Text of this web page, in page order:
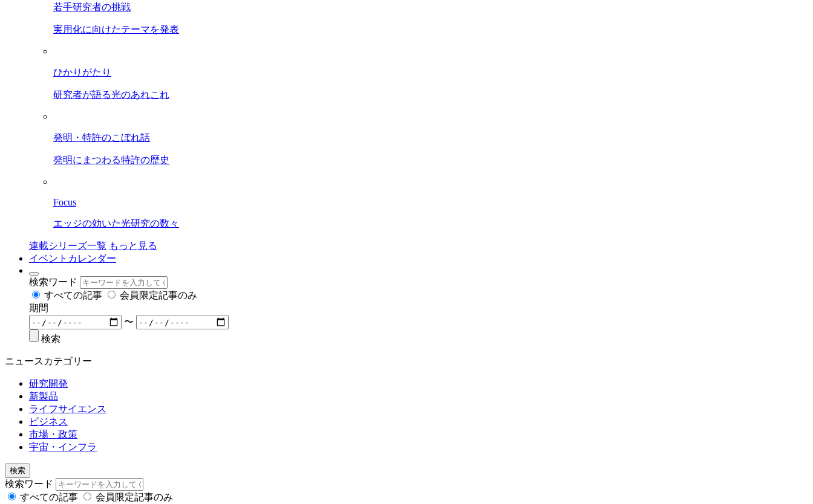
若手研究者の挑戦
実用化に向けたテーマを発表
ひかりがたり
研究者が語る光のあれこれ
発明・特許のこぼれ話
発明にまつわる特許の歴史
Focus
エッジの効いた光研究の数々
連載シリーズ一覧 もっと見る
イベントカレンダー
検索ワード
すべての記事
会員限定記事のみ
期間
〜
検索
ニュースカテゴリー
研究開発
新製品
ライフサイエンス
ビジネス
市場・政策
宇宙・インフラ
検索
検索ワード
すべての記事
会員限定記事のみ